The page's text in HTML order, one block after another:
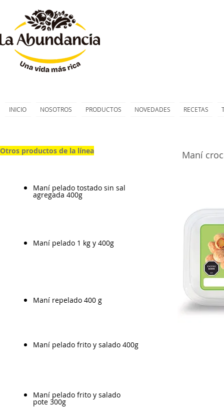
INICIO NOSOTROS PRODUCTOS NOVEDADES RECETAS
Maní
Otros productos de la línea
Maní pelado 1 kg y 400g
Maní repelado 400 g
Maní pelado frito y salado 400g
Maní pelado frito y salado
pote 300g
Maní pelado tostado sin sal
agregada 400g